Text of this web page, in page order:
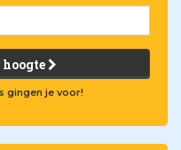
hoogte
gingen je voor!